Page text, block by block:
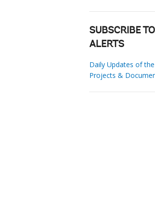
SUBSCRIBE
ALERTS
Daily Updates of
Projects &